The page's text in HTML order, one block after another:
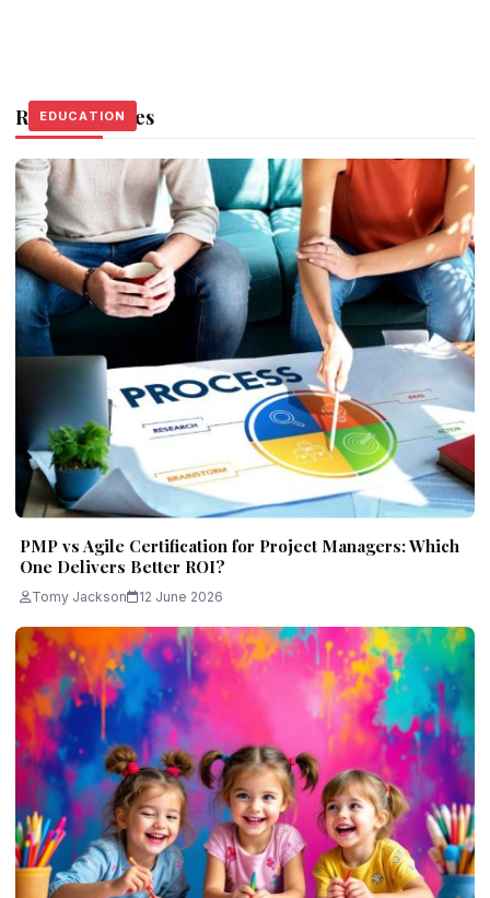
Related Stories
EDUCATION
PMP vs Agile Certification for Project Managers: Which
One Delivers Better ROI?
Tomy Jackson 12 June 2026
EDUCATION
EDUCATION